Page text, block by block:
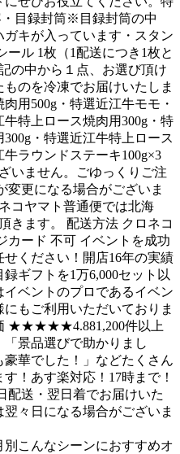
目録封筒※目録封筒の中
キが入っています・スタン
ール 1枚（1配送につき1枚と
の中から１点、お選び頂け
のを冷凍でお届けいたしま
用500g・特選近江牛モモ・
特上ロース焼肉用300g・特
・特選近江牛特上ロース
ラウンドステーキ100g×3
いません。ごゆっくりご注
更になる場合がございま
コヤマト普通便では北海
きます。 配送方法 クロネコ
カード 不可 イベントを成功
ください！開店16年の実績
ギフトを1万6,000セット以
イベントのプロであるイベン
もご利用いただいておりま
★★★★★4.881,200件以上
景品選びで助かりまし
華でした！」などたくさん
！あす楽対応！17時まで！
配送・翌日着でお届けいた
々日になる場合がございま
こんなシーンにおすすめオ